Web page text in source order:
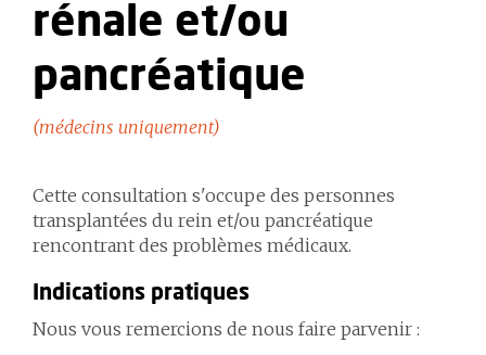
rénale et/ou
pancréatique
(médecins uniquement)
Cette consultation s'occupe des personnes
transplantées du rein et/ou pancréatique
rencontrant des problèmes médicaux.
Indications pratiques
Nous vous remercions de nous faire parvenir :